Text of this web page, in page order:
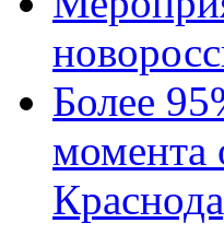
Более
момента